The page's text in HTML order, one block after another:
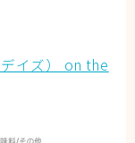
イズ） on the